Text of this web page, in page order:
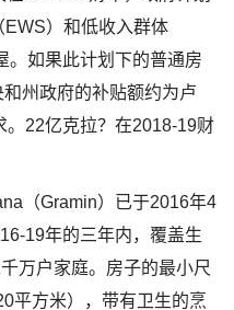
）和低收入群体
。如果此计划下的普通房
州政府的补贴额约为卢
。22亿克拉？在2018-19财
（Gramin）已于2016年4
19年的三年内，覆盖生
万户家庭。房子的最小尺
平方米），带有卫生的烹